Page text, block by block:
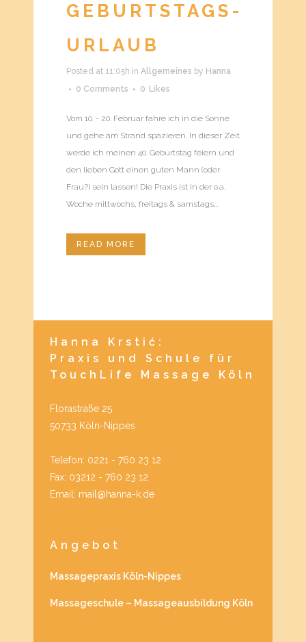
GEBURTSTAGS-
URLAUB
Posted at 11:05h in Allgemeines by Hanna
0 Comments
0 Likes
Vom 10. - 20. Februar fahre ich in die Sonne
und gehe am Strand spazieren. In dieser Zeit
werde ich meinen 40. Geburtstag feiern und
den lieben Gott einen guten Mann (oder
Frau?) sein lassen! Die Praxis ist in der o.a.
Woche mittwochs, freitags & samstags...
READ MORE
Hanna Krstić:
Praxis und Schule für
TouchLife Massage Köln
Florastraße 25
50733 Köln-Nippes
Telefon: 0221 - 760 23 12
Fax: 03212 - 760 23 12
Email: mail@hanna-k.de
Angebot
Massagepraxis Köln-Nippes
Massageschule – Massageausbildung Köln